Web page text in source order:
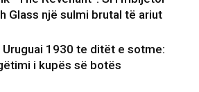
Glass një sulmi brutal të ariut
Uruguai 1930 te ditët e sotme:
i kupës së botës